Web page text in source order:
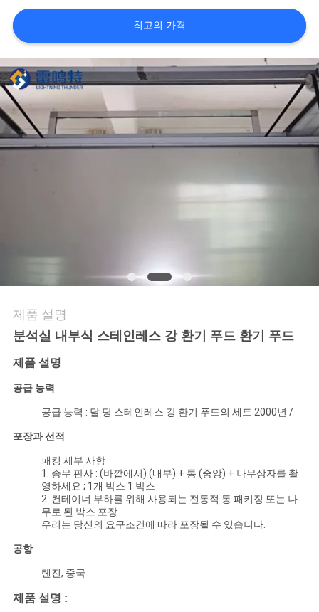
품
질
관
리
뉴
사
요
청
최고의 가격
제품 설명
분석실 내부식 스테인레스 강 환기 푸드 환기 푸드
제품 설명
공급 능력
공급 능력 : 달 당 스테인레스 강 환기 푸드의 세트 2000년 /
포장과 선적
패킹 세부 사항
1. 종무 판사 : (바깥에서) (내부) + 통 (중앙) + 나무상자를 촬
영하세요 ; 1개 박스 1 박스
2. 컨테이너 부하를 위해 사용되는 전통적 통 패키징 또는 나
무로 된 박스 포장
우리는 당신의 요구조건에 따라 포장될 수 있습니다.
공항
톈진, 중국
제품 설명 :